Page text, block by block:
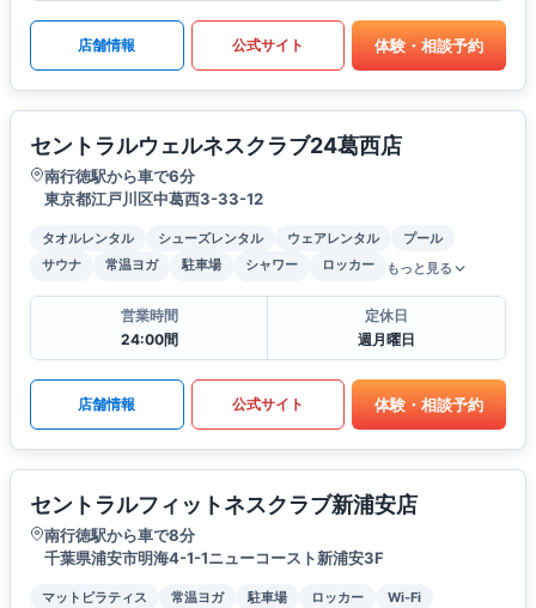
店舗情報 公式サイト 体験・相談予約
セントラルウェルネスクラブ24葛西店
南行徳駅から車で6分
東京都江戸川区中葛西3-33-12
タオルレンタル シューズレンタル ウェアレンタル
プール
サウナ
常温ヨガ 駐車場 シャワー ロッカー もっと見る
営業時間
24:00間
定休日
週月曜日
店舗情報 公式サイト 体験・相談予約
セントラルフィットネスクラブ新浦安店
南行徳駅から車で8分
千葉県浦安市明海4-1-1ニューコースト新浦安3F
マットピラティス 常温ヨガ 駐車場 ロッカー Wi-Fi